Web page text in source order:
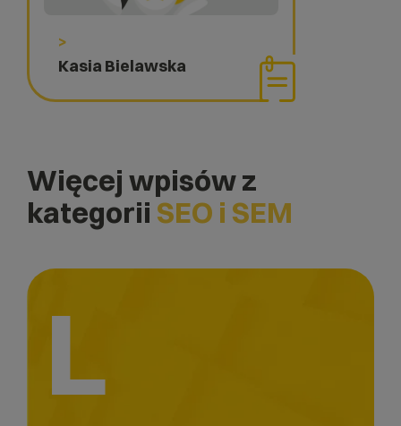
>
Kasia Bielawska
Więcej wpisów z
kategorii SEO i SEM
L